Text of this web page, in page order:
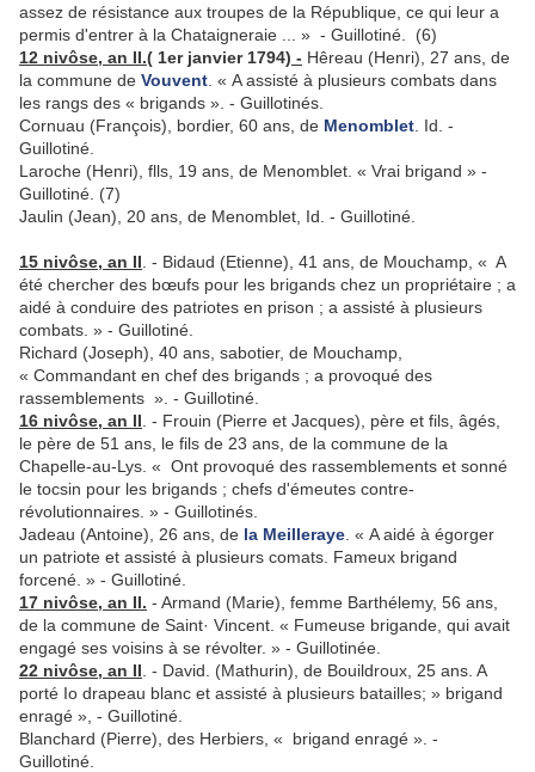
assez de résistance aux troupes de la République, ce qui leur a
permis d'entrer à la Chatai­gneraie ... » - Guillotiné. (6)
12 nivôse, an II.( 1er janvier 1794) - Hêreau (Henri), 27 ans, de
la commune de Vouvent . « A assisté à plusieurs combats dans
les rangs des « brigands ». - Guillotinés.
Cornuau (François), bordier, 60 ans, de Menomblet . Id. -
Guillotiné.
Laroche (Henri), flls, 19 ans, de Menomblet. « Vrai brigand » -
Guillotiné. (7)
Jaulin (Jean), 20 ans, de Menomblet, Id. - Guillotiné.
15 nivôse, an II . - Bidaud (Etienne), 41 ans, de Mouchamp, « A
été chercher des bœufs pour les brigands chez un propriétaire ; a
aidé à conduire des patriotes en prison ; a assisté à plusieurs
combats. » - Guillotiné.
Richard (Joseph), 40 ans, sabotier, de Mouchamp,
« Commandant en chef des brigands ; a provoqué des
rassemblements ». - Guillotiné.
16 nivôse, an II . - Frouin (Pierre et Jacques), père et fils, âgés,
le père de 51 ans, le fils de 23 ans, de la commune de la
Chapelle-au-Lys. « Ont provoqué des rassemblements et sonné
le tocsin pour les brigands ; chefs d'émeutes contre-
révolutionnaires. » - Guillotinés.
Jadeau (Antoine), 26 ans, de la Meilleraye . « A aidé à égorger
un patriote et assisté à plusieurs comats. Fameux brigand
forcené. » - Guillotiné.
17 nivôse, an II. - Armand (Marie), femme Barthélemy, 56 ans,
de la commune de Saint· Vincent. « Fumeuse brigande, qui avait
engagé ses voisins à se révolter. » - Guillotinée.
22 nivôse, an II . - David. (Mathurin), de Bouildroux, 25 ans. A
porté Io drapeau blanc et assisté à plusieurs batailles; » brigand
enragé », - Guillotiné.
Blanchard (Pierre), des Herbiers, « brigand enragé ». -
Guillotiné.